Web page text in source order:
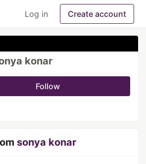
Log in Create account
konar
Follow
sonya konar